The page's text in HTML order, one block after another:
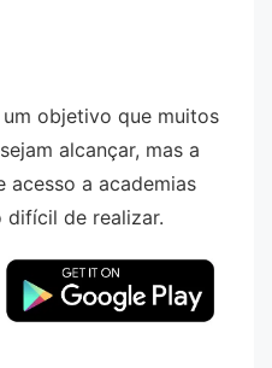
objetivo que muitos
alcançar, mas a
acesso a academias
difícil de realizar.